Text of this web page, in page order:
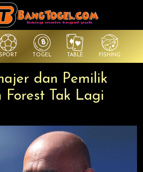
SPORT TOGEL TABLE FISHING
dan Pemilik
Tak Lagi